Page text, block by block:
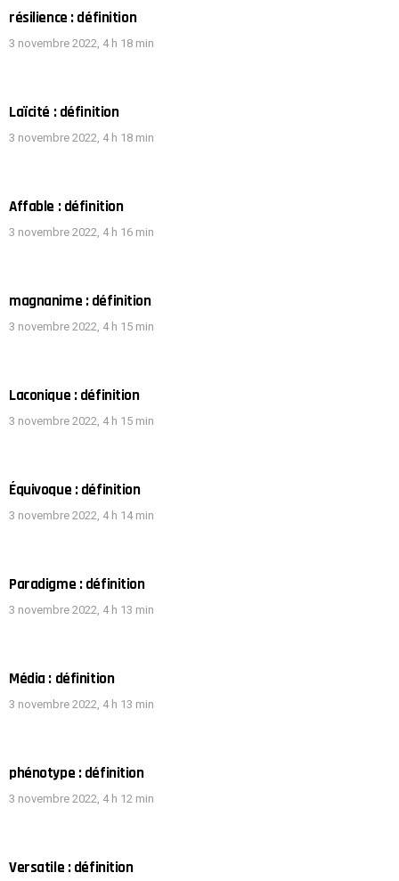
résilience : définition
3 novembre 2022, 4 h 18 min
Laïcité : définition
3 novembre 2022, 4 h 18 min
Affable : définition
3 novembre 2022, 4 h 16 min
magnanime : définition
3 novembre 2022, 4 h 15 min
Laconique : définition
3 novembre 2022, 4 h 15 min
Équivoque : définition
3 novembre 2022, 4 h 14 min
Paradigme : définition
3 novembre 2022, 4 h 13 min
Média : définition
3 novembre 2022, 4 h 13 min
phénotype : définition
3 novembre 2022, 4 h 12 min
Versatile : définition